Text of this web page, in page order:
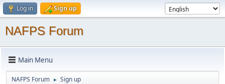
Log in Sign up
NAFPS Forum
Main Menu
NAFPS Forum ► Sign up